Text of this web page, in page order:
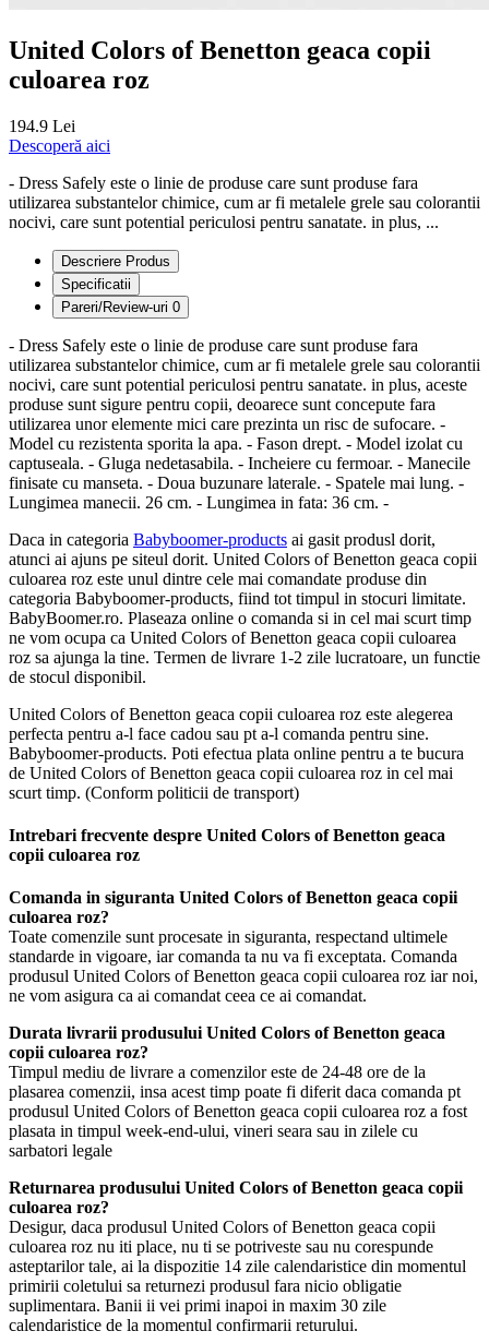
United Colors of Benetton geaca copii
culoarea roz
194.9 Lei
Descoperă aici
- Dress Safely este o linie de produse care sunt produse fara
utilizarea substantelor chimice, cum ar fi metalele grele sau colorantii
nocivi, care sunt potential periculosi pentru sanatate. in plus, ...
Descriere Produs
Specificatii
Pareri/Review-uri 0
- Dress Safely este o linie de produse care sunt produse fara
utilizarea substantelor chimice, cum ar fi metalele grele sau colorantii
nocivi, care sunt potential periculosi pentru sanatate. in plus, aceste
produse sunt sigure pentru copii, deoarece sunt concepute fara
utilizarea unor elemente mici care prezinta un risc de sufocare. -
Model cu rezistenta sporita la apa. - Fason drept. - Model izolat cu
captuseala. - Gluga nedetasabila. - Incheiere cu fermoar. - Manecile
finisate cu manseta. - Doua buzunare laterale. - Spatele mai lung. -
Lungimea manecii. 26 cm. - Lungimea in fata: 36 cm. -
Daca in categoria Babyboomer-products ai gasit produsl dorit,
atunci ai ajuns pe siteul dorit. United Colors of Benetton geaca copii
culoarea roz este unul dintre cele mai comandate produse din
categoria Babyboomer-products, fiind tot timpul in stocuri limitate.
BabyBoomer.ro. Plaseaza online o comanda si in cel mai scurt timp
ne vom ocupa ca United Colors of Benetton geaca copii culoarea
roz sa ajunga la tine. Termen de livrare 1-2 zile lucratoare, un functie
de stocul disponibil.
United Colors of Benetton geaca copii culoarea roz este alegerea
perfecta pentru a-l face cadou sau pt a-l comanda pentru sine.
Babyboomer-products. Poti efectua plata online pentru a te bucura
de United Colors of Benetton geaca copii culoarea roz in cel mai
scurt timp. (Conform politicii de transport)
Intrebari frecvente despre United Colors of Benetton geaca
copii culoarea roz
Comanda in siguranta United Colors of Benetton geaca copii
culoarea roz?
Toate comenzile sunt procesate in siguranta, respectand ultimele
standarde in vigoare, iar comanda ta nu va fi exceptata. Comanda
produsul United Colors of Benetton geaca copii culoarea roz iar noi,
ne vom asigura ca ai comandat ceea ce ai comandat.
Durata livrarii produsului United Colors of Benetton geaca
copii culoarea roz?
Timpul mediu de livrare a comenzilor este de 24-48 ore de la
plasarea comenzii, insa acest timp poate fi diferit daca comanda pt
produsul United Colors of Benetton geaca copii culoarea roz a fost
plasata in timpul week-end-ului, vineri seara sau in zilele cu
sarbatori legale
Returnarea produsului United Colors of Benetton geaca copii
culoarea roz?
Desigur, daca produsul United Colors of Benetton geaca copii
culoarea roz nu iti place, nu ti se potriveste sau nu corespunde
asteptarilor tale, ai la dispozitie 14 zile calendaristice din momentul
primirii coletului sa returnezi produsul fara nicio obligatie
suplimentara. Banii ii vei primi inapoi in maxim 30 zile
calendaristice de la momentul confirmarii returului.